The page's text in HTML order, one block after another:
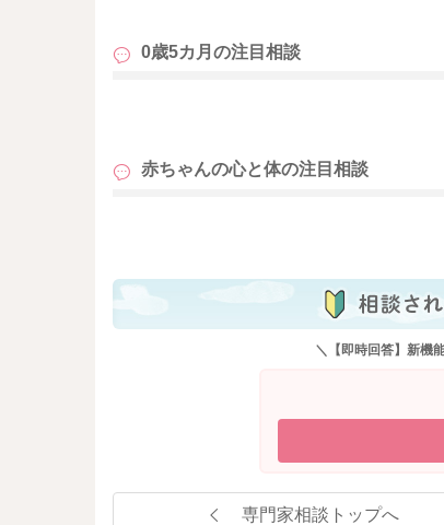
0歳5カ月の注目相談
赤ちゃんの心と体の注目相談
＼【即時回答】新機
専門家相談トップへ